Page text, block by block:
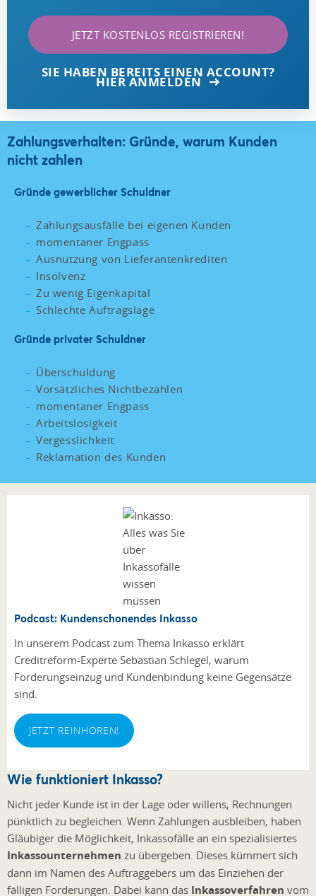
JETZT KOSTENLOS REGISTRIEREN!
SIE HABEN BEREITS EINEN ACCOUNT?
HIER ANMELDEN
Zahlungsverhalten: Gründe, warum Kunden
nicht zahlen
Gründe gewerblicher Schuldner
Zahlungsausfälle bei eigenen Kunden
momentaner Engpass
Ausnutzung von Lieferantenkrediten
Insolvenz
Zu wenig Eigenkapital
Schlechte Auftragslage
Gründe privater Schuldner
Überschuldung
Vorsätzliches Nichtbezahlen
momentaner Engpass
Arbeitslosigkeit
Vergesslichkeit
Reklamation des Kunden
Podcast: Kundenschonendes Inkasso
In unserem Podcast zum Thema Inkasso erklärt
Creditreform-Experte Sebastian Schlegel, warum
Forderungseinzug und Kundenbindung keine Gegensätze
sind.
JETZT REINHÖREN!
Wie funktioniert Inkasso?
Nicht jeder Kunde ist in der Lage oder willens, Rechnungen
pünktlich zu begleichen. Wenn Zahlungen ausbleiben, haben
Gläubiger die Möglichkeit, Inkassofälle an ein spezialisiertes
Inkassounternehmen zu übergeben. Dieses kümmert sich
dann im Namen des Auftraggebers um das Einziehen der
fälligen Forderungen. Dabei kann das Inkassoverfahren vom